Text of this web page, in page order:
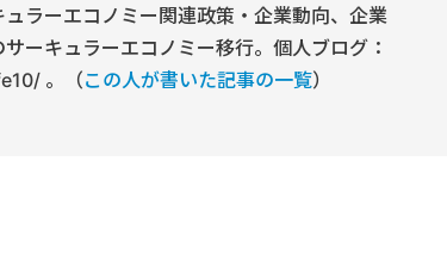
ラーエコノミー関連政策・企業動向、企業
ーキュラーエコノミー移行。個人ブログ：
。（この人が書いた記事の一覧）